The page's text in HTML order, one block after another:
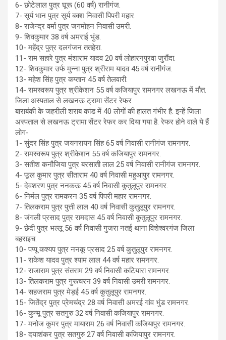
6- छोटेलाल पुत्र घूरू (60 वर्ष) रानीगंज.
7- सूर्य भान पुत्र सूर्य बक्श निवासी पिपरी महार.
8- राजेन्द्र वर्मा पुत्र जगमोहन निवासी उमरी.
9- शिवकुमार 38 वर्ष अमराई भुंड.
10- महेंद्र पुत्र दलगंजन ततहेरा.
11- राम सहारे पुत्र मंशाराम यादव 20 वर्ष लोहारनपुरवा जुरौंदा.
12- शिवकुमार उर्फ मुन्ना पुत्र श्रीराम यादव 45 वर्ष रानीगंज.
13- महेश सिंह पुत्र कप्तान 45 वर्ष तेलवारी.
14- रामस्वरूप पुत्र श्रीकेशन 55 वर्ष कजियापुर रामनगर लखनऊ में मौत.
जिला अस्पताल से लखनऊ ट्रामा सेंटर रेफर
बाराबंकी के जहरीली शराब कांड में 40 लोगों की हालत गंभीर है. इन्हें जिला
अस्पताल से लखनऊ ट्रामा सेंटर रेफर कर दिया गया है. रेफर होने वाले ये हैं
लोग-
1- सुंदर सिंह पुत्र जयनरायन सिंह 65 वर्ष निवासी रानीगंज रामनगर.
2- रामस्वरूप पुत्र श्रीकेशन 55 वर्ष कजियापुर रामनगर.
3- सतीश कनौजिया पुत्र बरसाती लाल 25 वर्ष निवासी रानीगंज रामनगर.
4- फूल कुमार पुत्र सीताराम 40 वर्ष निवासी महुआपुर रामनगर.
5- देवशरण पुत्र ननकऊ 45 वर्ष निवासी कुतुलूपुर रामनगर.
6- निर्मल पुत्र रामकरन 35 वर्ष पिपरी महार रामनगर.
7- तिलकराम पुत्र पुत्ती लाल 40 वर्ष निवासी कुतुलूपुर रामनगर.
8- जंगली प्रसाद पुत्र रामदास 45 वर्ष निवासी कुतुलूपुर रामनगर.
9- छेदी पुत्र भल्लू 56 वर्ष निवासी गुजरा नतई थाना विशेश्वरगंज जिला
बहराइच.
10- पप्पू कश्यप पुत्र ननकू प्रसाद 25 वर्ष कुतुलूपुर रामनगर.
11- राकेश यादव पुत्र श्याम लाल 44 वर्ष महार रामनगर.
12- राजाराम पुत्र संतराम 29 वर्ष निवासी कटियारा रामनगर.
13- तिलकराम पुत्र गुरूचरन 39 वर्ष निवासी उमरी रामनगर.
14- सहजराम पुत्र मेड़ई 45 वर्ष कुतुलूपुर रामनगर.
15- जितेंद्र पुत्र प्रेमचंद्र 28 वर्ष निवासी अमरई गांव भुंड रामनगर.
16- कुन्मू पुत्र सतगुरु 32 वर्ष निवासी कजियापुर रामनगर.
17- मनोज कुमर पुत्र मायाराम 26 वर्ष निवासी कजियापुर रामनगर.
18- दयाशंकर पुत्र सतगुरु 27 वर्ष निवासी कजियापुर रामनगर.